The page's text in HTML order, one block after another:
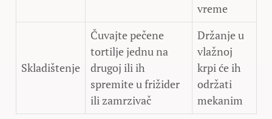
vreme
Skladištenje
Čuvajte pečene
tortilje jednu na
drugoj ili ih
spremite u frižider
ili zamrzivač
Držanje u
vlažnoj
krpi će ih
održati
mekanim